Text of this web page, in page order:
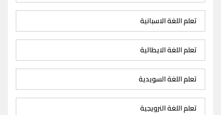
تعلم اللغة الاسبانية
تعلم اللغة الايطالية
تعلم اللغة السويدية
تعلم اللغة النرويجية